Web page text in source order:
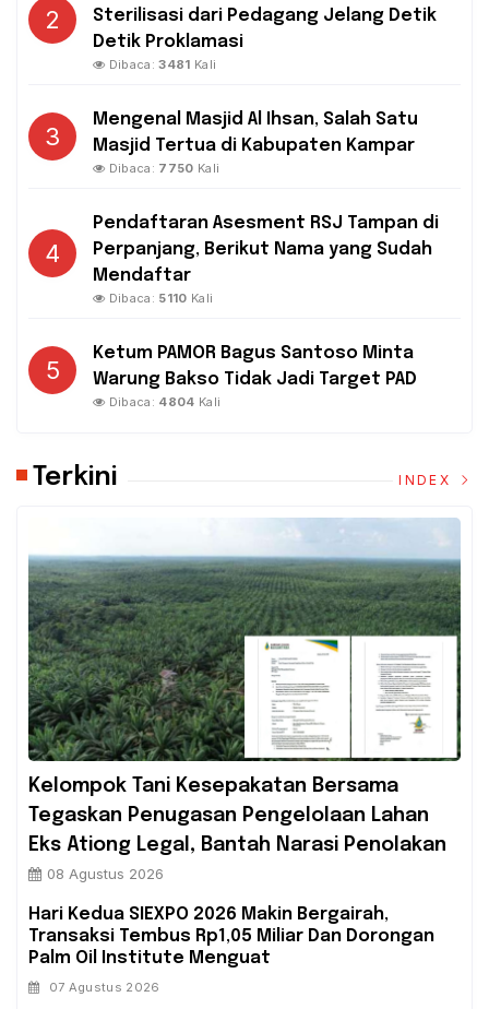
2
Sterilisasi dari Pedagang Jelang Detik
Detik Proklamasi
Dibaca:3481 Kali
3
Mengenal Masjid Al Ihsan, Salah Satu
Masjid Tertua di Kabupaten Kampar
Dibaca: 7750 Kali
4
Pendaftaran Asesment RSJ Tampan di
Perpanjang, Berikut Nama yang Sudah
Mendaftar
Dibaca: 5110 Kali
5
Ketum PAMOR Bagus Santoso Minta
Warung Bakso Tidak Jadi Target PAD
Dibaca: 4804 Kali
Terkini INDEX
‎Kelompok Tani Kesepakatan Bersama
Tegaskan Penugasan Pengelolaan Lahan
Eks Ationg Legal, Bantah Narasi Penolakan
08 Agustus 2026
Hari Kedua SIEXPO 2026 Makin Bergairah,
Transaksi Tembus Rp1,05 Miliar Dan Dorongan
Palm Oil Institute Menguat
07 Agustus 2026